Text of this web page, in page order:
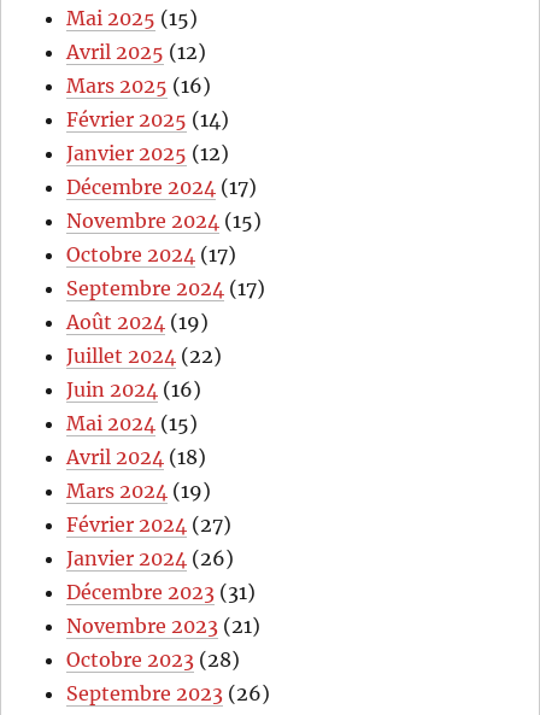
Mai 2025 (15)
Avril 2025 (12)
Mars 2025 (16)
Février 2025 (14)
Janvier 2025 (12)
Décembre 2024 (17)
Novembre 2024 (15)
Octobre 2024 (17)
Septembre 2024 (17)
Août 2024 (19)
Juillet 2024 (22)
Juin 2024 (16)
Mai 2024 (15)
Avril 2024 (18)
Mars 2024 (19)
Février 2024 (27)
Janvier 2024 (26)
Décembre 2023 (31)
Novembre 2023 (21)
Octobre 2023 (28)
Septembre 2023 (26)